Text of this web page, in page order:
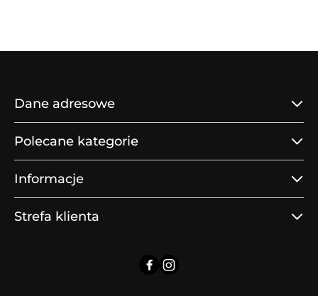
Dane adresowe
Polecane kategorie
Informacje
Strefa klienta